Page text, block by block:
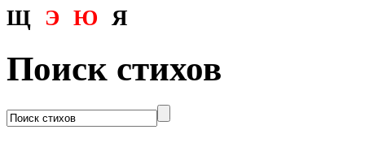
Щ
Э Ю Я
Поиск стихов